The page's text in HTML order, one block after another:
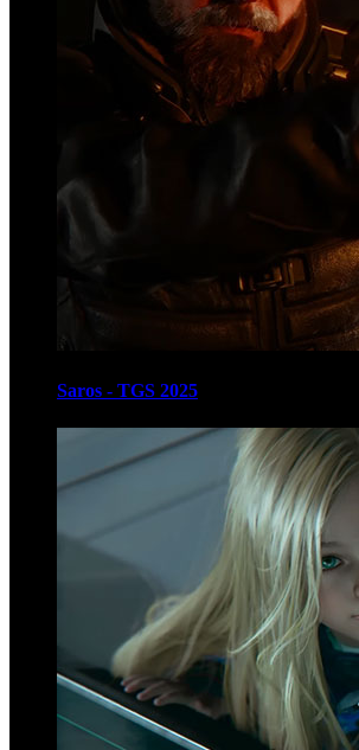
Saros - TGS 2025